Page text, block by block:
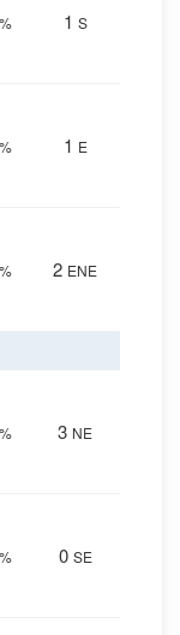
% 1 S
% 1 E
% 2 ENE
% 3 NE
% 0 SE